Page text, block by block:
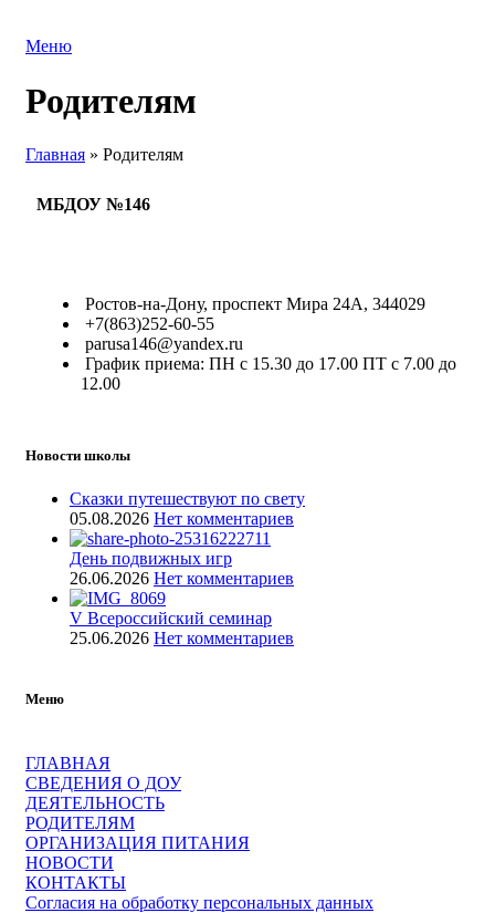
Меню
Родителям
Главная » Родителям
МБДОУ №146
Ростов-на-Дону, проспект Мира 24А, 344029
+7(863)252-60-55
parusa146@yandex.ru
График приема: ПН с 15.30 до 17.00 ПТ с 7.00 до
12.00
Новости школы
Сказки путешествуют по свету
05.08.2026 Нет комментариев
День подвижных игр
26.06.2026 Нет комментариев
V Всероссийский семинар
25.06.2026 Нет комментариев
Меню
ГЛАВНАЯ
СВЕДЕНИЯ О ДОУ
ДЕЯТЕЛЬНОСТЬ
РОДИТЕЛЯМ
ОРГАНИЗАЦИЯ ПИТАНИЯ
НОВОСТИ
КОНТАКТЫ
Согласия на обработку персональных данных